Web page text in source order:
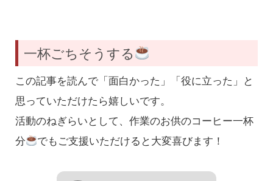
一杯ごちそうする
この記事を読んで「面白かった」「役に立った」と
思っていただけたら嬉しいです。
活動のねぎらいとして、作業のお供のコーヒー一杯
分
でもご支援いただけると大変喜びます！